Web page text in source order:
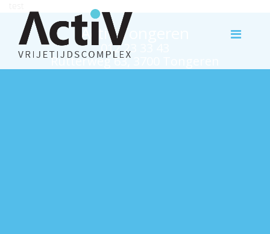
Activ Tongeren
012 23 33 43
Rutterweg 63, 3700 Tongeren